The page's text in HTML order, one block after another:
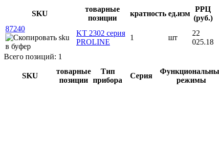
SKU
товарные
позиции
кратность ед.изм
РРЦ
(руб.)
87240
KT 2302 серия
PROLINE
1 шт
22
025.18
Всего позиций: 1
SKU
товарные
позиции
Тип
прибора
Серия
режимы